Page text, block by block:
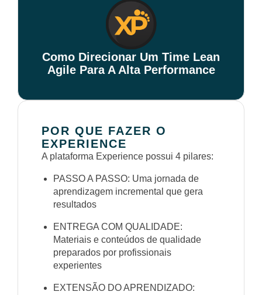
Como Direcionar Um Time Lean
Agile Para A Alta Performance
POR QUE FAZER O
EXPERIENCE
A plataforma Experience possui 4 pilares:
PASSO A PASSO: Uma jornada de
aprendizagem incremental que gera
resultados
ENTREGA COM QUALIDADE:
Materiais e conteúdos de qualidade
preparados por profissionais
experientes
EXTENSÃO DO APRENDIZADO: